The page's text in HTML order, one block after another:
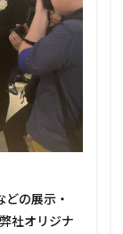
の展示・
社オリジナ